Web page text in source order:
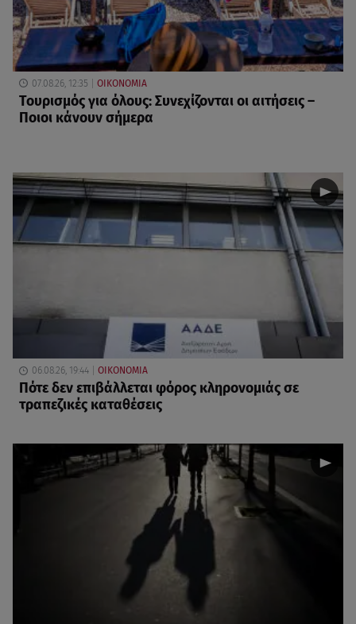
07.08.26, 12:35 ΟΙΚΟΝΟΜΙΑ
Τουρισμός για όλους: Συνεχίζονται οι αιτήσεις –
Ποιοι κάνουν σήμερα
06.08.26, 19:44 ΟΙΚΟΝΟΜΙΑ
Πότε δεν επιβάλλεται φόρος κληρονομιάς σε
τραπεζικές καταθέσεις